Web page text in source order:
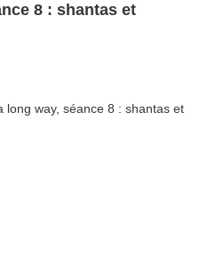
8 : shantas et